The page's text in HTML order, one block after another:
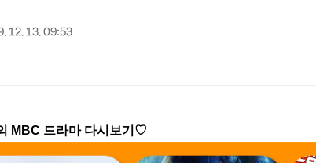
12. 13. 09:53
MBC 드라마 다시보기♡